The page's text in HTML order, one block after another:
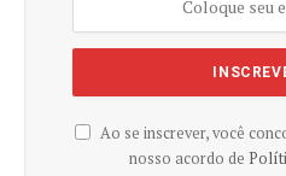
Ao se inscrever, você
nosso acordo de